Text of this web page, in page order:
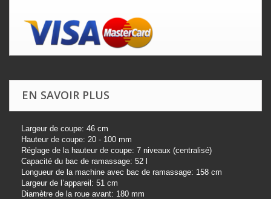
EN SAVOIR PLUS
Largeur de coupe: 46 cm
Hauteur de coupe: 20 - 100 mm
Réglage de la hauteur de coupe: 7 niveaux (centralisé)
Capacité du bac de ramassage: 52 l
Longueur de la machine avec bac de ramassage: 158 cm
Largeur de l ’appareil: 51 cm
Diamètre de la roue avant: 180 mm